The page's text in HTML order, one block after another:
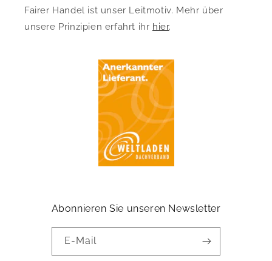
Fairer Handel ist unser Leitmotiv. Mehr über
unsere Prinzipien erfahrt ihr hier.
Abonnieren Sie unseren Newsletter
E-Mail